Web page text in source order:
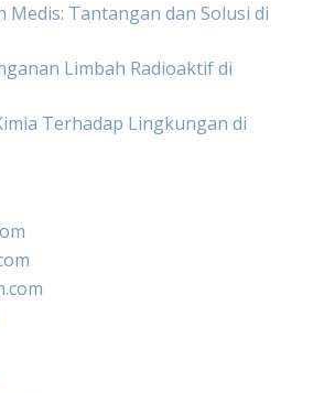
Medis: Tantangan dan Solusi di
Limbah Radioaktif di
Terhadap Lingkungan di